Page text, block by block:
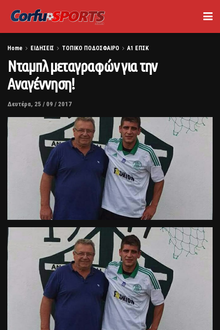
Home ΕΙΔΗΣΕΙΣ ΤΟΠΙΚΟ ΠΟΔΟΣΦΑΙΡΟ Α1 ΕΠΣΚ
Νταμπλ μεταγραφών για την
Αναγέννηση!
Δευτέρα, 25 / 09 / 2017